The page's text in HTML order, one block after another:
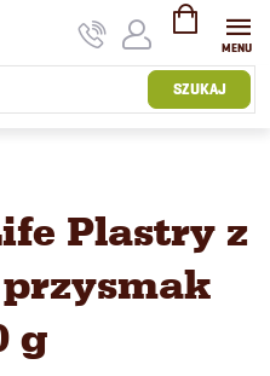
SZUKAJ
KOSZYK
Plastry z
g